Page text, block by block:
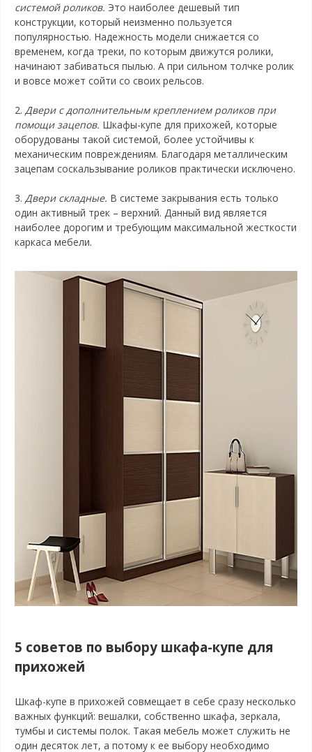
системой роликов. Это наиболее дешевый тип
конструкции, который неизменно пользуется
популярностью. Надежность модели снижается со
временем, когда треки, по которым движутся ролики,
начинают забиваться пылью. А при сильном толчке ролик
и вовсе может сойти со своих рельсов.
2. Двери с дополнительным креплением роликов при
помощи зацепов. Шкафы-купе для прихожей, которые
оборудованы такой системой, более устойчивы к
механическим повреждениям. Благодаря металлическим
зацепам соскальзывание роликов практически исключено.
3. Двери складные. В системе закрывания есть только
один активный трек – верхний. Данный вид является
наиболее дорогим и требующим максимальной жесткости
каркаса мебели.
5 советов по выбору шкафа-купе для
прихожей
Шкаф-купе в прихожей совмещает в себе сразу несколько
важных функций: вешалки, собственно шкафа, зеркала,
тумбы и системы полок. Такая мебель может служить не
один десяток лет, а потому к ее выбору необходимо